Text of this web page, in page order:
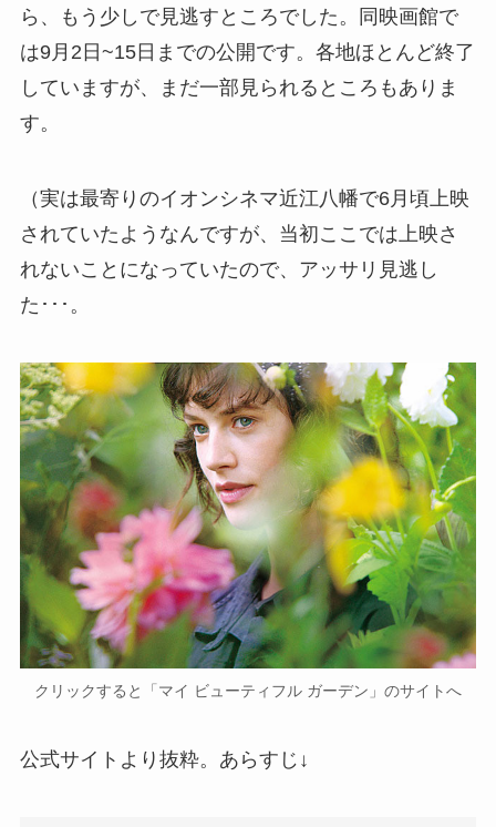
ら、もう少しで見逃すところでした。同映画館で
は9月2日~15日までの公開です。各地ほとんど終了
していますが、まだ一部見られるところもありま
す。
（実は最寄りのイオンシネマ近江八幡で6月頃上映
されていたようなんですが、当初ここでは上映さ
れないことになっていたので、アッサリ見逃し
た･･･。
クリックすると「マイ ビューティフル ガーデン」のサイトへ
公式サイトより抜粋。あらすじ↓